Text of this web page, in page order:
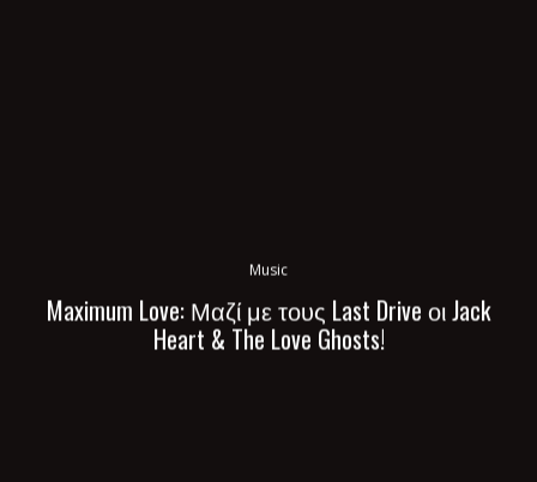
Music
Maximum Love: Μαζί με τους Last Drive οι Jack
Heart & The Love Ghosts!